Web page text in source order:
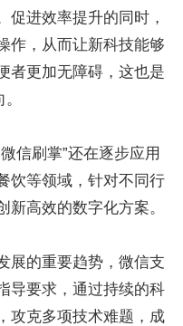
促进效率提升的同时，
作，从而让新科技能够
者更加无障碍，这也是
信刷掌”还在逐步应用
饮等领域，针对不同行
高效的数字化方案。
展的重要趋势，微信支
导要求，通过持续的科
攻克多项技术难题，成